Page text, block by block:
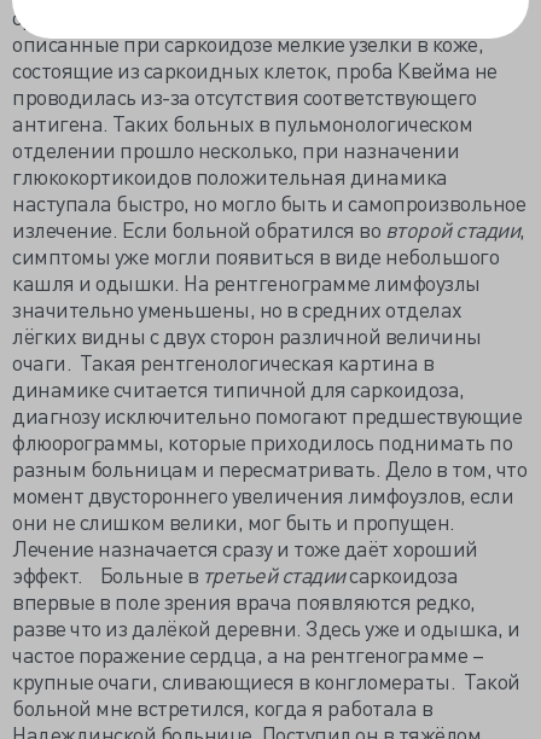
средостения. Очень редко обнаруживались
описанные при саркоидозе мелкие узелки в коже,
состоящие из саркоидных клеток, проба Квейма не
проводилась из-за отсутствия соответствующего
антигена. Таких больных в пульмонологическом
отделении прошло несколько, при назначении
глюкокортикоидов положительная динамика
наступала быстро, но могло быть и самопроизвольное
излечение. Если больной обратился во второй стадии,
симптомы уже могли появиться в виде небольшого
кашля и одышки. На рентгенограмме лимфоузлы
значительно уменьшены, но в средних отделах
лёгких видны с двух сторон различной величины
очаги. Такая рентгенологическая картина в
динамике считается типичной для саркоидоза,
диагнозу исключительно помогают предшествующие
флюорограммы, которые приходилось поднимать по
разным больницам и пересматривать. Дело в том, что
момент двустороннего увеличения лимфоузлов, если
они не слишком велики, мог быть и пропущен.
Лечение назначается сразу и тоже даёт хороший
эффект. Больные в третьей стадиисаркоидоза
впервые в поле зрения врача появляются редко,
разве что из далёкой деревни. Здесь уже и одышка, и
частое поражение сердца, а на рентгенограмме –
крупные очаги, сливающиеся в конгломераты. Такой
больной мне встретился, когда я работала в